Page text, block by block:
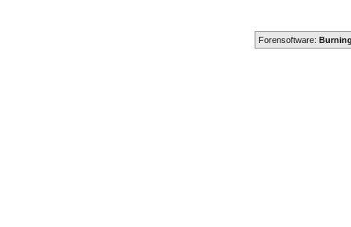
Forensoftware: